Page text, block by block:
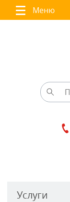
Меню
Услуги